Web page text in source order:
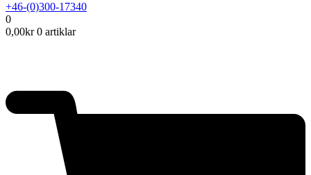
+46-(0)300-17340
0
0,00kr 0 artiklar